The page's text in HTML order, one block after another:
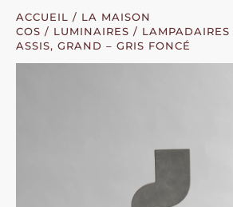
ACCUEIL / LA MAISON
COS / LUMINAIRES / LAMPADAIRES
ASSIS, GRAND – GRIS FONCÉ